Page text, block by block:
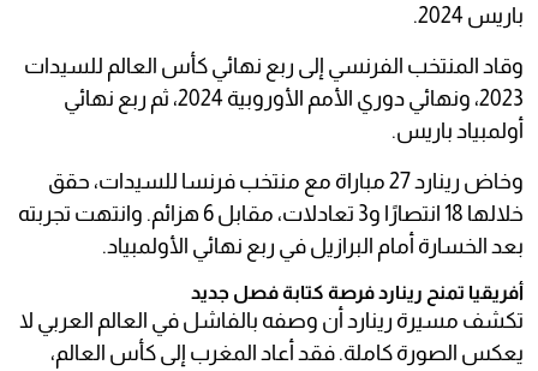
باريس 2024.
وقاد المنتخب الفرنسي إلى ربع نهائي كأس العالم للسيدات
2023، ونهائي دوري الأمم الأوروبية 2024، ثم ربع نهائي
أولمبياد باريس.
وخاض رينارد 27 مباراة مع منتخب فرنسا للسيدات، حقق
خلالها 18 انتصارًا و3 تعادلات، مقابل 6 هزائم. وانتهت تجربته
بعد الخسارة أمام البرازيل في ربع نهائي الأولمبياد.
أفريقيا تمنح رينارد فرصة كتابة فصل جديد
تكشف مسيرة رينارد أن وصفه بالفاشل في العالم العربي لا
يعكس الصورة كاملة. فقد أعاد المغرب إلى كأس العالم،